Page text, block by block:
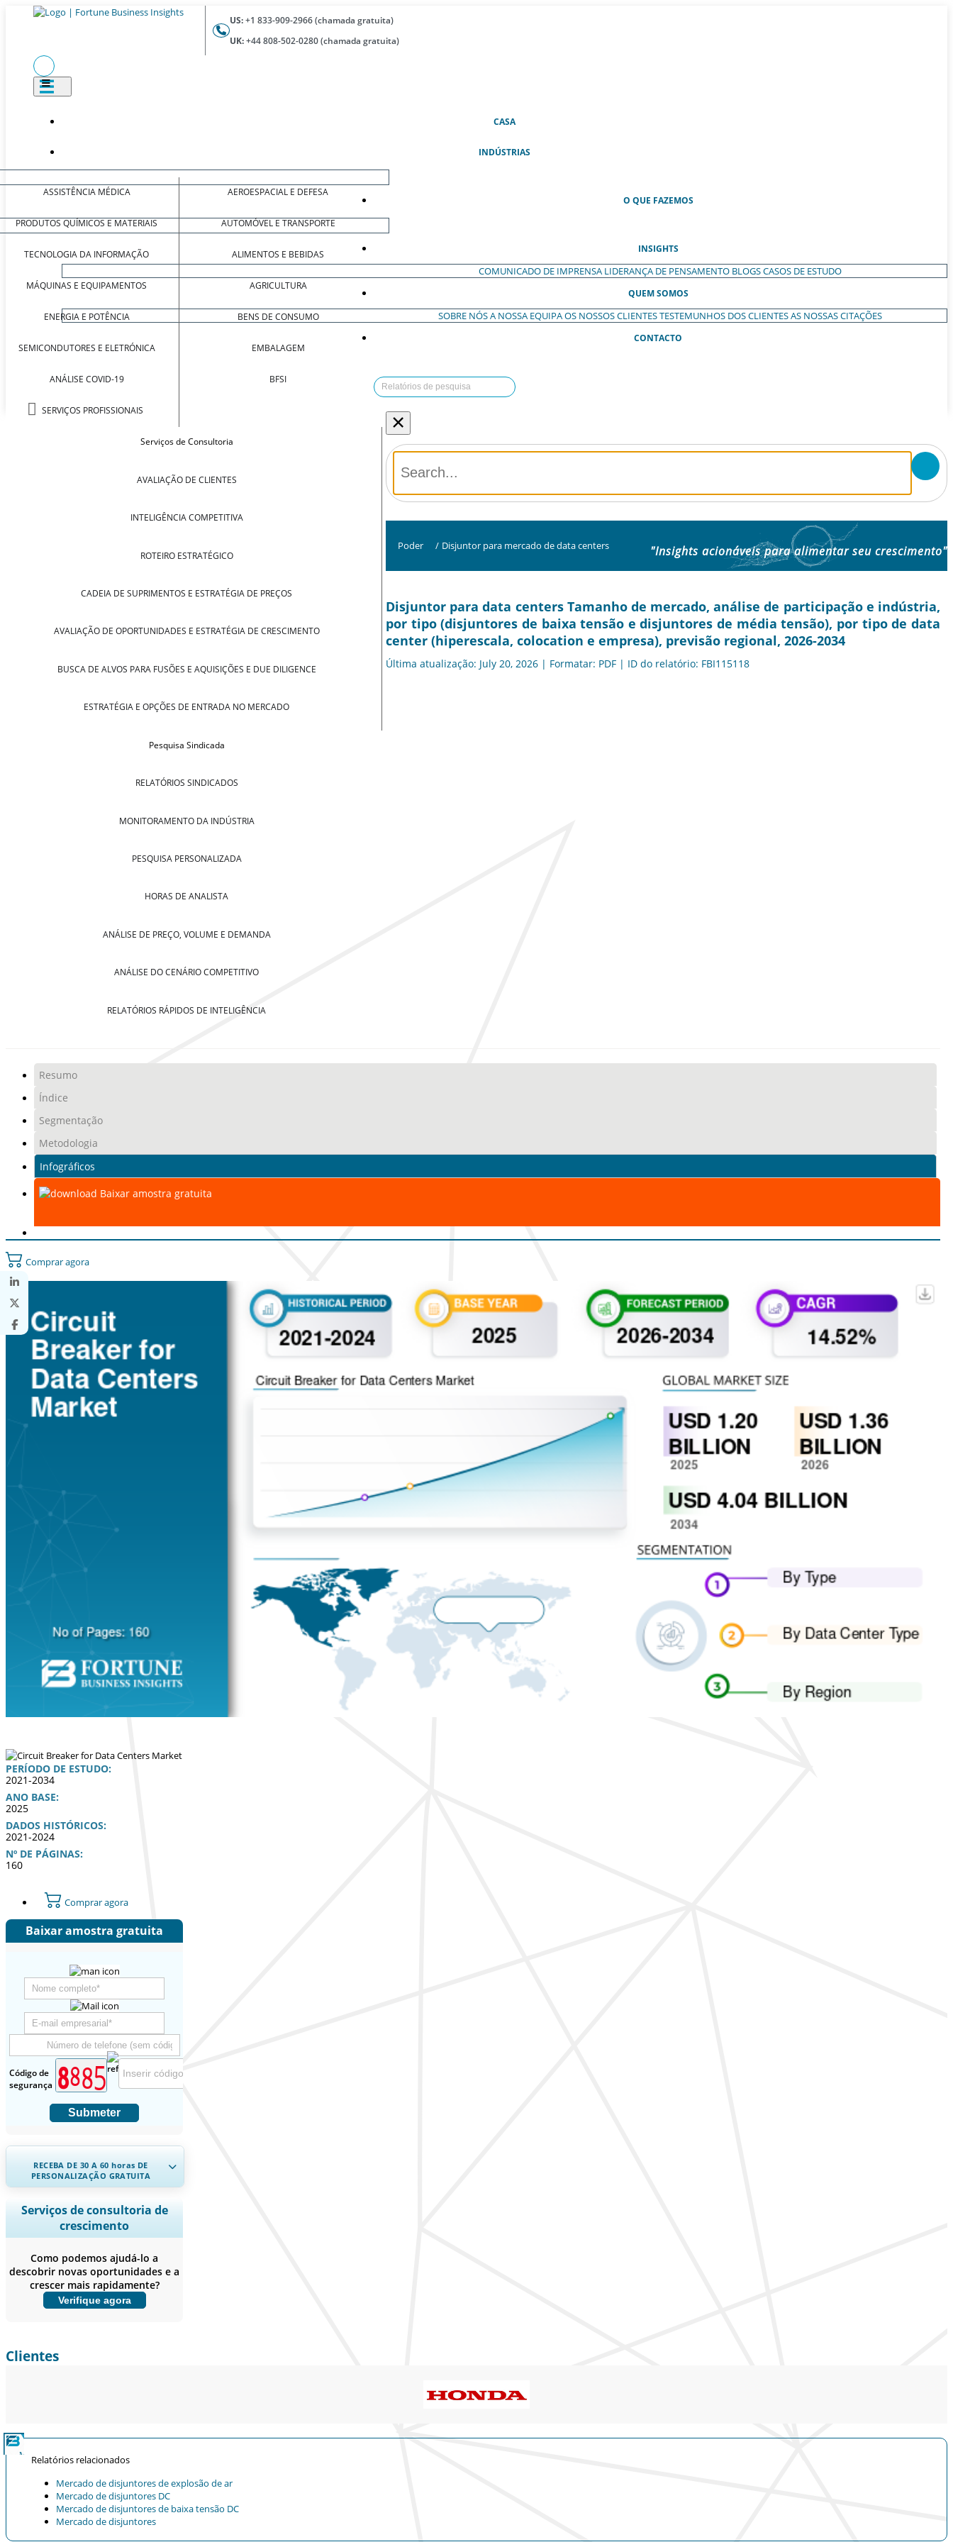
US:+1 833-909-2966 (chamada gratuita)
UK:+44 808-502-0280 (chamada gratuita)
CASA(ATUAL)
INDÚSTRIAS
ASSISTÊNCIA MÉDICA
PRODUTOS QUÍMICOS E MATERIAIS
TECNOLOGIA DA INFORMAÇÃO
MÁQUINAS E EQUIPAMENTOS
ENERGIA E POTÊNCIA
SEMICONDUTORES E ELETRÓNICA
ANÁLISE COVID-19
SERVIÇOS PROFISSIONAIS
AEROESPACIAL E DEFESA
AUTOMÓVEL E TRANSPORTE
ALIMENTOS E BEBIDAS
AGRICULTURA
BENS DE CONSUMO
EMBALAGEM
BFSI
O QUE FAZEMOS
Serviços de Consultoria
AVALIAÇÃO DE CLIENTES
INTELIGÊNCIA COMPETITIVA
ROTEIRO ESTRATÉGICO
CADEIA DE SUPRIMENTOS E ESTRATÉGIA DE PREÇOS
AVALIAÇÃO DE OPORTUNIDADES E ESTRATÉGIA DE CRESCIMENTO
BUSCA DE ALVOS PARA FUSÕES E AQUISIÇÕES E DUE DILIGENCE
ESTRATÉGIA E OPÇÕES DE ENTRADA NO MERCADO
Pesquisa Sindicada
RELATÓRIOS SINDICADOS
MONITORAMENTO DA INDÚSTRIA
PESQUISA PERSONALIZADA
HORAS DE ANALISTA
ANÁLISE DE PREÇO, VOLUME E DEMANDA
ANÁLISE DO CENÁRIO COMPETITIVO
RELATÓRIOS RÁPIDOS DE INTELIGÊNCIA
INSIGHTS
COMUNICADO DE IMPRENSA LIDERANÇA DE PENSAMENTO BLOGSCASOS DE ESTUDO
QUEM SOMOS
SOBRE NÓSA NOSSA EQUIPAOS NOSSOS CLIENTESTESTEMUNHOS DOS CLIENTESAS NOSSAS CITAÇÕES
CONTACTO
×
Poder / Disjuntor para mercado de data centers "Insights acionáveis ​​para alimentar seu crescimento"
Disjuntor para data centers Tamanho de mercado, análise de participação e indústria,
por tipo (disjuntores de baixa tensão e disjuntores de média tensão), por tipo de data
center (hiperescala, colocation e empresa), previsão regional, 2026-2034
Última atualização: July 20, 2026 | Formatar: PDF | ID do relatório: FBI115118
Resumo
Índice
Segmentação
Metodologia
Infográficos
Baixar amostra gratuita
Comprar agora
PERÍODO DE ESTUDO:
2021-2034
ANO BASE:
2025
DADOS HISTÓRICOS:
2021-2024
Nº DE PÁGINAS:
160
Comprar agora
Baixar amostra gratuita
Código de
segurança
Submeter
RECEBA DE 30 A 60horas DE
PERSONALIZAÇÃO GRATUITA
Ampliar a cobertura regional e por
país, Análise de segmentos, Perfis de
empresas, Benchmarking
usuário final.
Personalizar agora
Serviços de consultoria de
crescimento
Como podemos ajudá-lo a
descobrir novas oportunidades e a
crescer mais rapidamente?
Verifique agora
Clientes
Relatórios relacionados
Mercado de disjuntores de explosão de ar
Mercado de disjuntores DC
Mercado de disjuntores de baixa tensão DC
Mercado de disjuntores